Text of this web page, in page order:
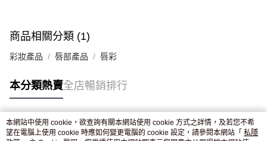
付款後門市自取，訂單確認後2-4個工作天到店，7天內取。逾期後
商品相關分類 (1)
彩妝產品 唇部產品 唇彩
本分類熱賣全店暢銷排行
熱門標籤
本網站中使用 cookie，欲查詢有關本網站使用 cookie 方式之詳情，及若您不希
望在電腦上使用 cookie 時應如何變更電腦的 cookie 設定，請參閱本網站「 私隱